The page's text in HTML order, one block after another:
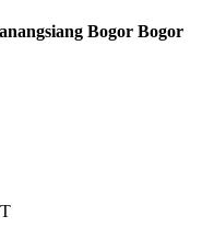
Bogor Bogor